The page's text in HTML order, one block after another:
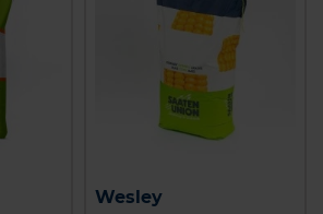
Wesley